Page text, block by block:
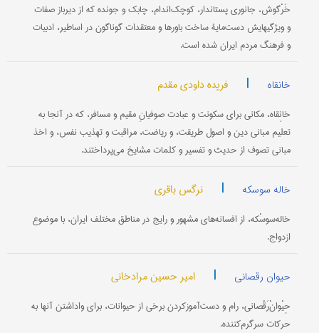
خَرْگوش، جانوری پستاندار، کوچک‌اندام، چابک و جونده که از دیرباز صفات
و ویژگیهایش دست‌مایۀ ساخت باورها و معتقدات گوناگون در اساطیر، ادبیات
و فرهنگ مردم ایران شده است.
خانقاه | فریده داودی مقدم
خانِقاه، مکانی برای سکونت و عبادت صوفیانِ مقیم و مسافر، که در آنجا به
تعلیم مبانی دین و اصول طریقت، و ریاضت، مراقبت و تهذیب نفس، و اخذ
مبانی تصوف از حدیث و تفسیر و کلمات مشایخ می‌پرداختند.
خاله سوسکه | نرگس باقری
خاله‌سوسْکه، از افسانه‌های مشهور و رایج در مناطق مختلف ایران، با موضوع
ازدواج.
حیوان رقصانی | امیر حسین مرادخانی
حِیْوانْ‌رَقْصانی، رام‌ و دست‌آموزکردن برخی از حیوانات، برای واداشتن آنها به
حرکات سرگرم‌کننده.